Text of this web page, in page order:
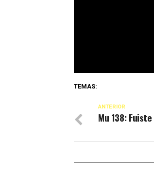
TEMAS:
ANTERIOR
Mu 138: Fuiste